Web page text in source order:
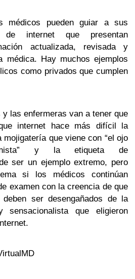
médicos pueden guiar a sus
internet que presentan
actualizada, revisada y
médica. Hay muchos ejemplos
como privados que cumplen
las enfermeras van a tener que
internet hace más difícil la
que viene con “el ojo
y la etiqueta de
ser un ejemplo extremo, pero
si los médicos continúan
examen con la creencia de que
ser desengañados de la
sensacionalista que eligieron